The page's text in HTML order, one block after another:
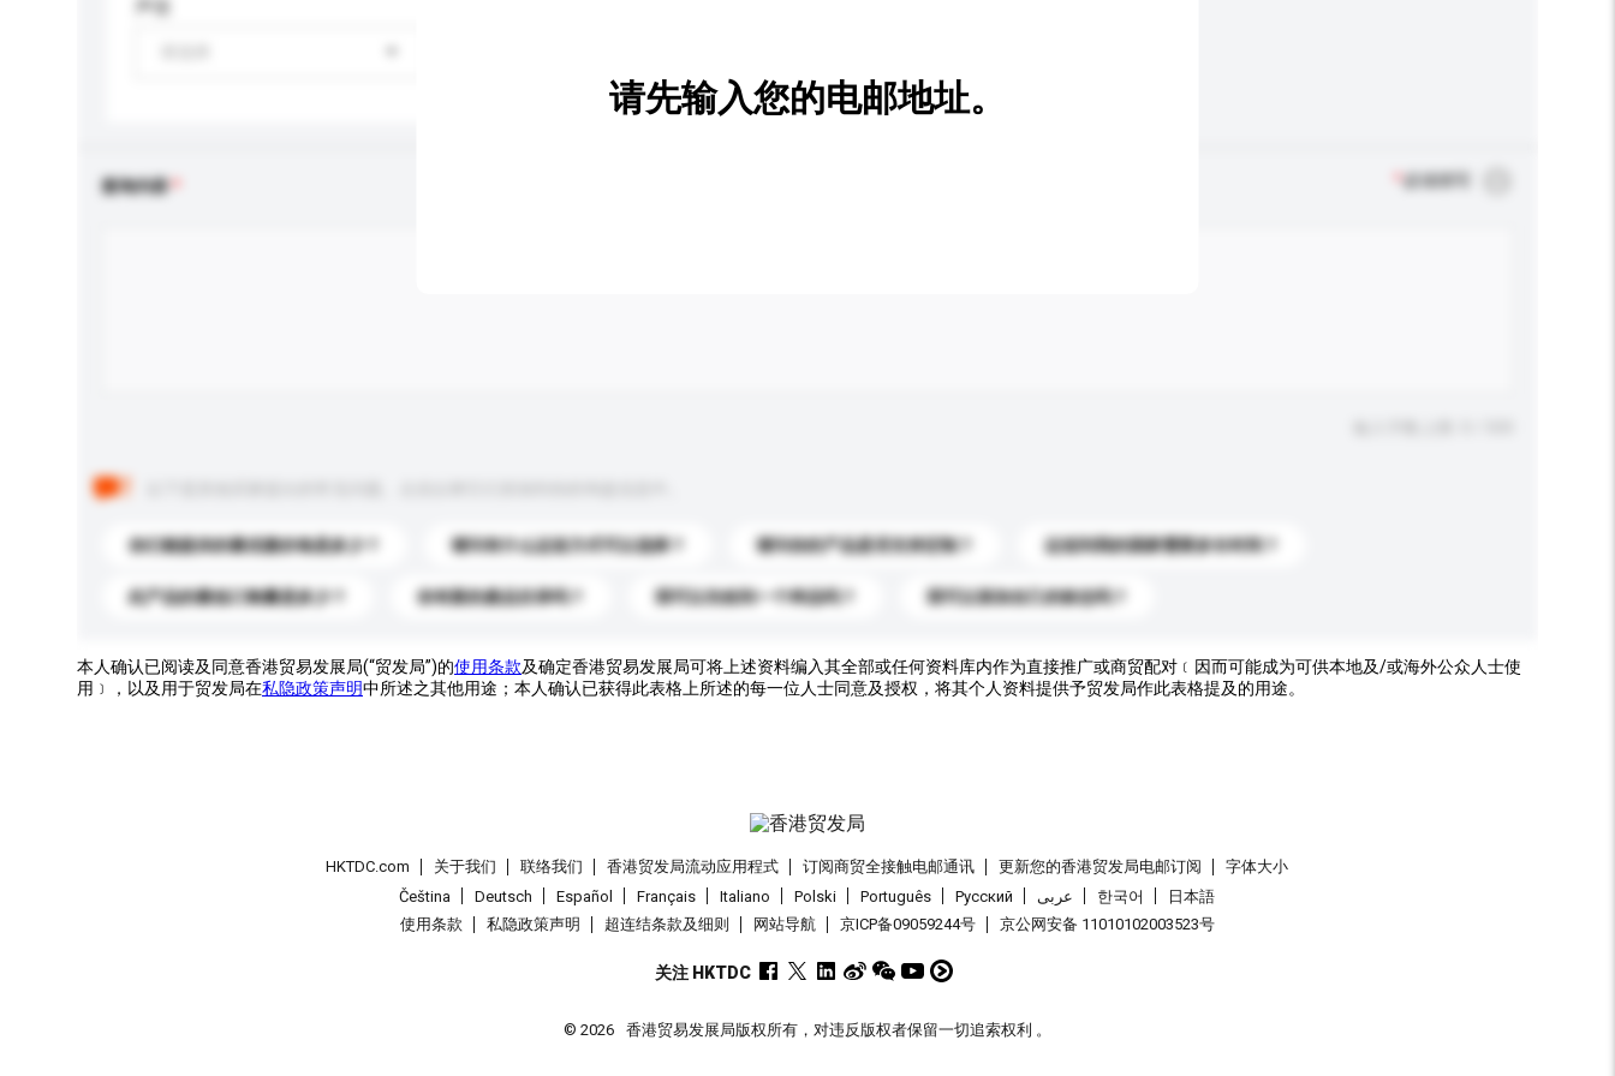
声道
查询内容 必须填写
你们能提供的最优惠价格是多少？ 请问有什么运送方式可以选择？ 请问你的产品是否支持定制？ 运送到我的国家需要多长时间？
此产品的最低订购量是多少？ 你有新的產品目录吗？ 我可以先收到一个样品吗？ 我可以添加自己的标志吗？
请先输入您的电邮地址。
本人确认已阅读及同意香港贸易发展局(“贸发局”)的使用条款及确定香港贸易发展局可将上述资料编入其全部或任何资料库内作为直接推广或商贸配对﹝因而可能成为可供本地及/或海外公众人士使
用﹞，以及用于贸发局在私隐政策声明中所述之其他用途；本人确认已获得此表格上所述的每一位人士同意及授权，将其个人资料提供予贸发局作此表格提及的用途。
HKTDC.com 关于我们 联络我们 香港贸发局流动应用程式 订阅商贸全接触电邮通讯 更新您的香港贸发局电邮订阅
字体大小
Čeština
Deutsch Español Français Italiano Polski Português Pусский عربى 한국어
日本語
使用条款
私隐政策声明 超连结条款及细则 网站导航 京ICP备09059244号 京公网安备 11010102003523号
关注 HKTDC
© 2026 香港贸易发展局版权所有，对违反版权者保留一切追索权利 。